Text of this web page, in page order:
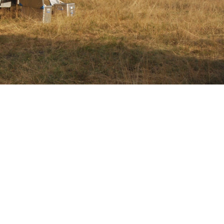
Freiwillige aus dem
im Ausland